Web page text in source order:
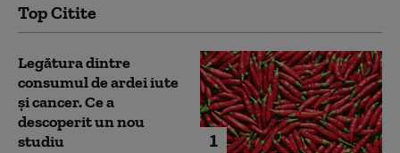
Top Citite
1
Legătura dintre
consumul de ardei iute
și cancer. Ce a
descoperit un nou
studiu